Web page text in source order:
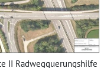
II Radwegquerungshilfe